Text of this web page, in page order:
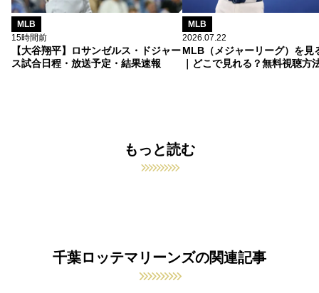
MLB
15時間前
【大谷翔平】ロサンゼルス・ドジャー
ス試合日程・放送予定・結果速報
MLB
2026.07.22
MLB（メジャーリーグ）を見
｜どこで見れる？無料視聴方
もっと読む
千葉ロッテマリーンズの関連記事